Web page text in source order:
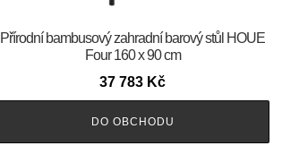
Přírodní bambusový zahradní barový stůl HOUE
Four 160 x 90 cm
37 783 Kč
DO OBCHODU